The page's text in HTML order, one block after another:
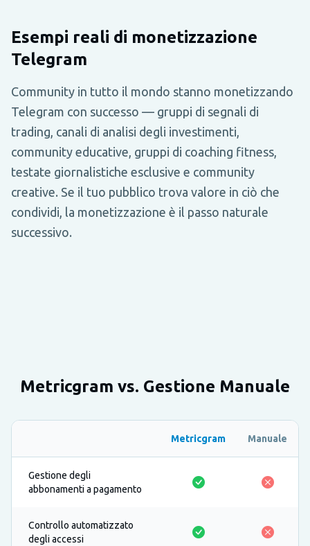
Esempi reali di monetizzazione
Telegram
Community in tutto il mondo stanno monetizzando
Telegram con successo — gruppi di segnali di
trading, canali di analisi degli investimenti,
community educative, gruppi di coaching fitness,
testate giornalistiche esclusive e community
creative. Se il tuo pubblico trova valore in ciò che
condividi, la monetizzazione è il passo naturale
successivo.
Metricgram vs. Gestione Manuale
Metricgram Manuale
Gestione degli
abbonamenti a pagamento
Controllo automatizzato
degli accessi